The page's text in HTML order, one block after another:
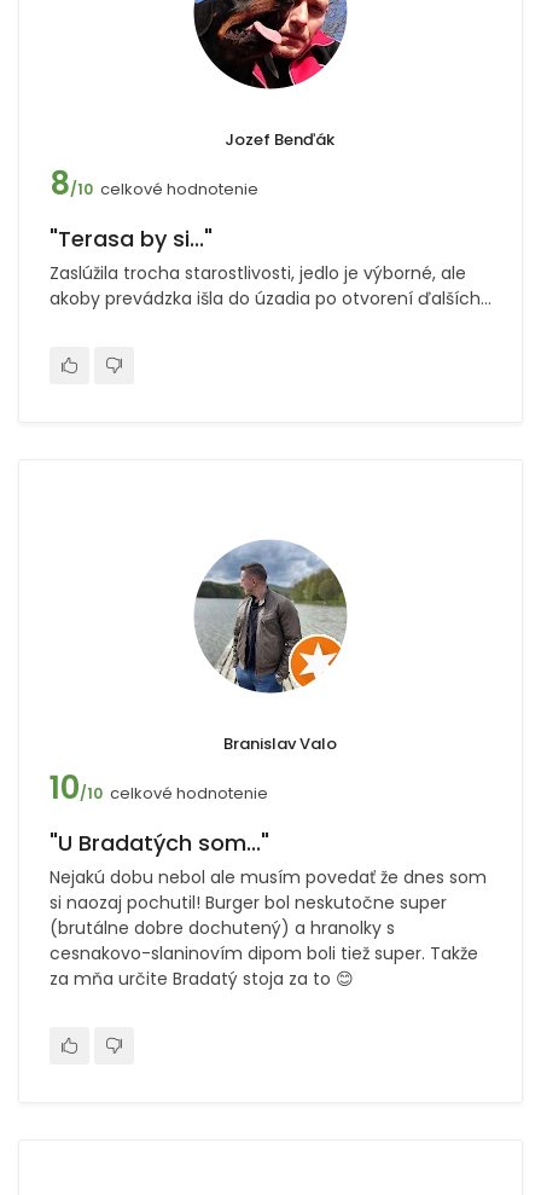
Jozef Benďák
8/10 celkové hodnotenie
"Terasa by si..."
Zaslúžila trocha starostlivosti, jedlo je výborné, ale
akoby prevádzka išla do úzadia po otvorení ďalších...
Branislav Valo
10/10 celkové hodnotenie
"U Bradatých som..."
Nejakú dobu nebol ale musím povedať že dnes som
si naozaj pochutil! Burger bol neskutočne super
(brutálne dobre dochutený) a hranolky s
cesnakovo-slaninovím dipom boli tiež super. Takže
za mňa určite Bradatý stoja za to 😊